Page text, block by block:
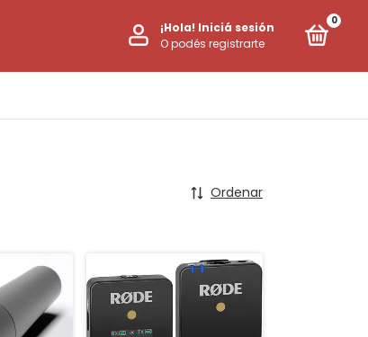
¡Hola! Iniciá sesión
O podés registrarte
0
Ordenar